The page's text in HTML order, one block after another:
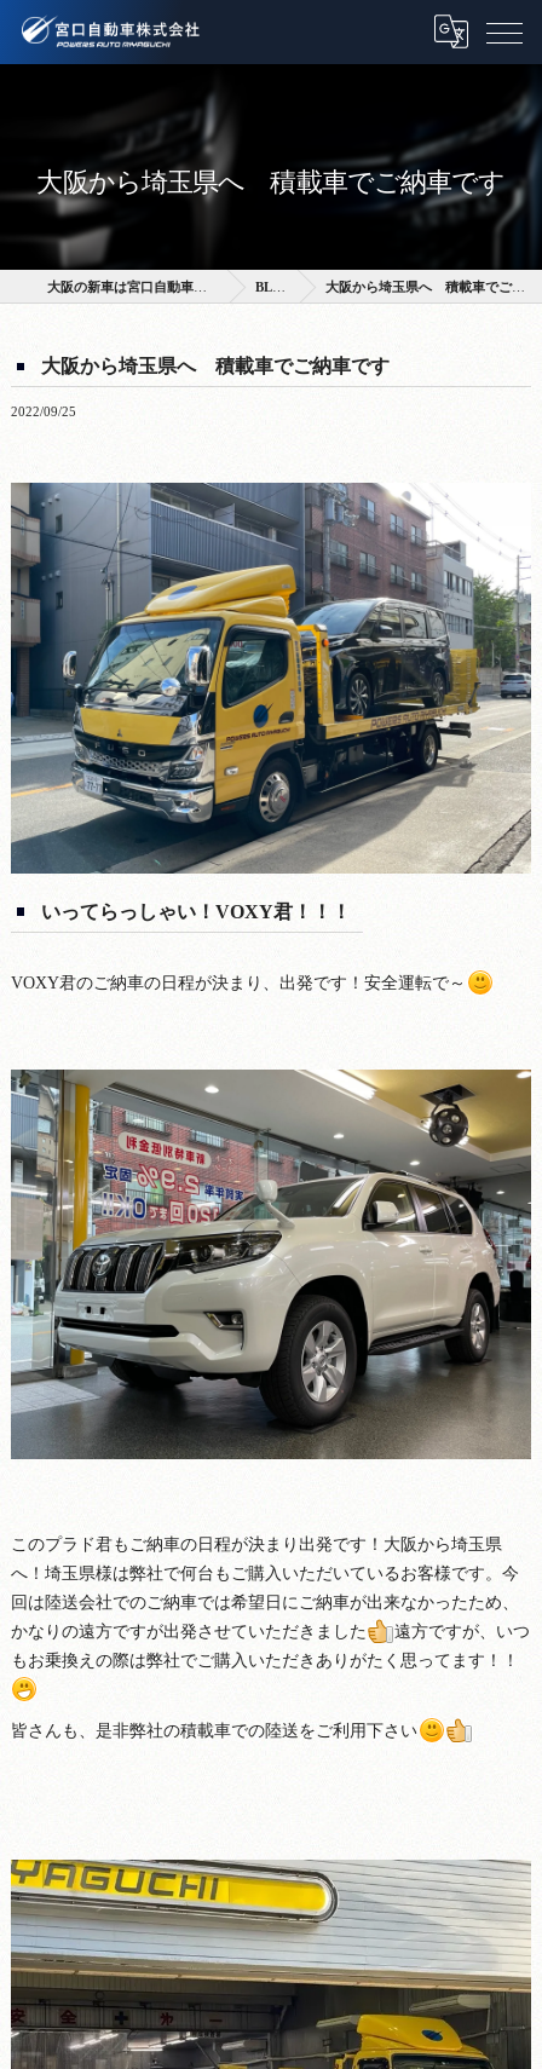
大阪から埼玉県へ 積載車でご納車です
大阪の新車は宮口自動車株式会社 BLOG 大阪から埼玉県へ 積載車でご納車です
大阪から埼玉県へ 積載車でご納車です
2022/09/25
いってらっしゃい！VOXY君！！！
VOXY君のご納車の日程が決まり、出発です！安全運転で～
このプラド君もご納車の日程が決まり出発です！大阪から埼玉県
へ！埼玉県様は弊社で何台もご購入いただいているお客様です。今
回は陸送会社でのご納車では希望日にご納車が出来なかったため、
かなりの遠方ですが出発させていただきました
遠方ですが、いつ
もお乗換えの際は弊社でご購入いただきありがたく思ってます！！
皆さんも、是非弊社の積載車での陸送をご利用下さい